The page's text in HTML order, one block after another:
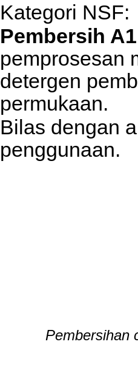
Kategori NSF:
Pembersih A1
pemprosesan
detergen
permukaan.
Bilas dengan
penggunaan.
Pembersihan